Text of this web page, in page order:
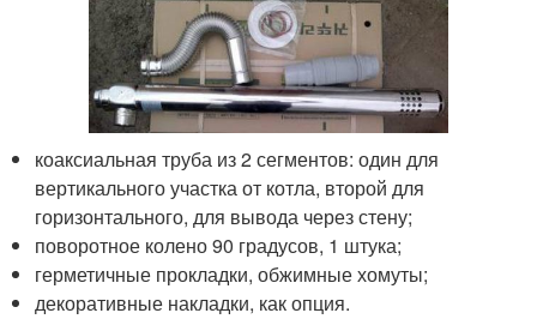
коаксиальная труба из 2 сегментов: один для
вертикального участка от котла, второй для
горизонтального, для вывода через стену;
поворотное колено 90 градусов, 1 штука;
герметичные прокладки, обжимные хомуты;
декоративные накладки, как опция.